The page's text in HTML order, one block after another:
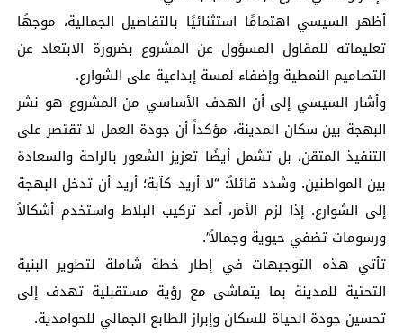
أظهر السيسي اهتمامًا استثنائيًا بالتفاصيل الجمالية، موجهًا
تعليماته للمقاول المسؤول عن المشروع بضرورة الابتعاد عن
التصاميم النمطية وإضفاء لمسة إبداعية على الشوارع.
وأشار السيسي إلى أن الهدف الأساسي من المشروع هو نشر
البهجة بين سكان المدينة، مؤكداً أن جودة العمل لا تقتصر على
التنفيذ المتقن، بل تشمل أيضًا تعزيز الشعور بالراحة والسعادة
بين المواطنين. وشدد قائلاً: “لا أريد كآبة؛ أريد أن تدخل البهجة
إلى الشوارع. إذا لزم الأمر، أعد تركيب البلاط واستخدم أشكالاً
ورسومات تضفي حيوية وجمالاً”.
تأتي هذه التوجيهات في إطار خطة شاملة لتطوير البنية
التحتية للمدينة بما يتماشى مع رؤية مستقبلية تهدف إلى
تحسين جودة الحياة للسكان وإبراز الطابع الجمالي للحوامدية.